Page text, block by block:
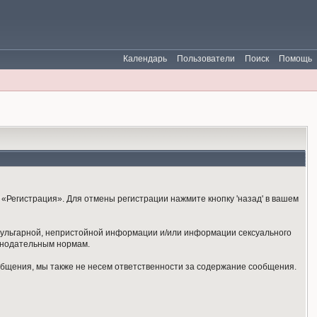
Помощь
Поиск
Пользователи
Календарь
Для отмены регистрации нажмите кнопку 'назад' в вашем
непристойной информации и/или информации сексуального
нормам.
мы также не несем ответственности за содержание сообщения.